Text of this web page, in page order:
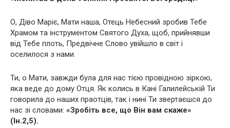
О, Діво Маріє, Мати наша, Отець Небесний зробив Тебе
Храмом та інструментом Святого Духа, щоб, прийнявши
від Тебе плоть, Предвічне Слово увійшло в світ і
оселилося з нами.
Ти, о Мати, завжди була для нас тією провідною зіркою,
яка веде до дому Отця. Як колись в Кані Галилейській Ти
говорила до наших праотців, так і нині Ти звертаєшся до
нас зі словами: «Зробіть все, що Він вам скаже»
(Ін.2,5).